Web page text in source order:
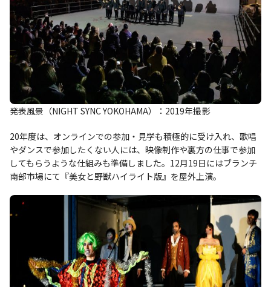
発表風景（NIGHT SYNC YOKOHAMA）：2019年撮影
20年度は、オンラインでの参加・見学も積極的に受け入れ、歌唱
やダンスで参加したくない人には、映像制作や裏方の仕事で参加
してもらうような仕組みも準備しました。12月19日にはブランチ
南部市場にて『美女と野獣ハイライト版』を屋外上演。